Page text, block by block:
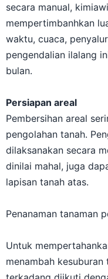
secara manual,
mempertimbanhkan
waktu, cuaca,
pengendalian ilalang
bulan.
Persiapan areal
Pembersihan areal
pengolahan tanah.
dilaksanakan secara
dinilai mahal, juga
lapisan tanah atas.
Penanaman tanaman
Untuk
menambah kesuburan